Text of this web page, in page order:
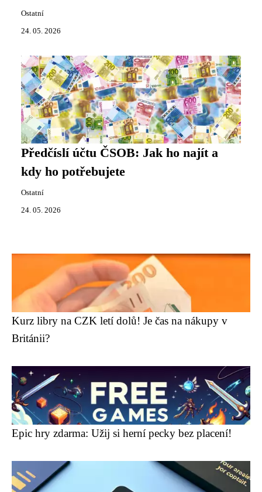
Ostatní
24. 05. 2026
Předčíslí účtu ČSOB: Jak ho najít a
kdy ho potřebujete
Ostatní
24. 05. 2026
Kurz libry na CZK letí dolů! Je čas na nákupy v
Británii?
Epic hry zdarma: Užij si herní pecky bez placení!